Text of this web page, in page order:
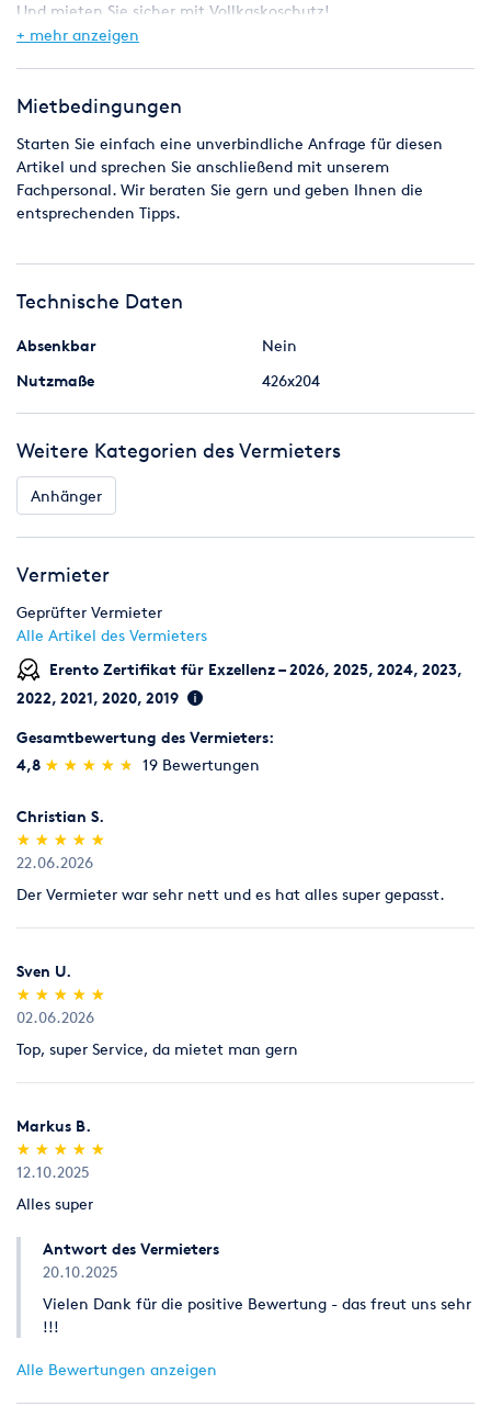
Und mieten Sie sicher mit Vollkaskoschutz!
Die Mietsumme ist im Voraus bei Übernahme des Anhängers
Der Wochenendtarif gilt von Freitag 15.00 Uhr bis Montag 9.00
08.00 bis 13.00 Uhr
13.00 bis 18.00 Uhr
18.00 bis 08.00 Uhr
BITTE BEACHTEN:
Alle Anmietungen beinhalten zusätzlich
- Kaution 200, - EUR in bar
+ mehr anzeigen
Mietbedingungen
Starten Sie einfach eine unverbindliche Anfrage für diesen
Artikel und sprechen Sie anschließend mit unserem
Fachpersonal. Wir beraten Sie gern und geben Ihnen die
entsprechenden Tipps.
Technische Daten
Absenkbar
Nein
Nutzmaße
426x204
Weitere Kategorien des Vermieters
Anhänger
Vermieter
Geprüfter Vermieter
Alle Artikel des Vermieters
Erento Zertifikat für Exzellenz – 2026, 2025, 2024, 2023,
2022, 2021, 2020, 2019
Gesamtbewertung des Vermieters:
4,8 (*)
★
★
(*) ★
★
(*) ★
★
(*) ★
★
(*) ★
★ 19 Bewertungen
Christian S.
(*)
★
★
(*) ★
★
(*) ★
★
(*) ★
★
(*) ★
★
22.06.2026
Der Vermieter war sehr nett und es hat alles super gepasst.
Sven U.
(*)
★
★
(*) ★
★
(*) ★
★
(*) ★
★
(*) ★
★
02.06.2026
Top, super Service, da mietet man gern
Markus B.
(*)
★
★
(*) ★
★
(*) ★
★
(*) ★
★
(*) ★
★
12.10.2025
Alles super
Antwort des Vermieters
20.10.2025
Vielen Dank für die positive Bewertung - das freut uns sehr
!!!
Alle Bewertungen anzeigen